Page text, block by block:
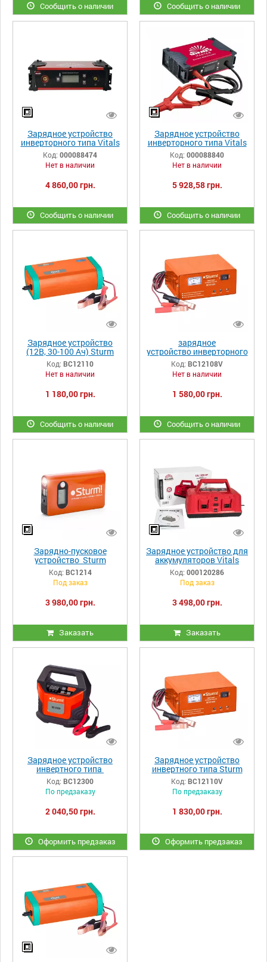
Сообщить о наличии Сообщить о наличии
Зарядное устройство
инверторного типа Vitals
Master Smart 300JS turbo
Код: 000088474
Нет в наличии
4 860,00 грн.
Сообщить о наличии
Зарядное устройство
инверторного типа Vitals
Master Smart 600JS turbo
Код: 000088840
Нет в наличии
5 928,58 грн.
Сообщить о наличии
Зарядное устройство
(12В, 30-100 Ач) Sturm
BC12110
Код: BC12110
Нет в наличии
1 180,00 грн.
Сообщить о наличии
зарядное
устройство инверторного
типа Sturm BC12108V.
Код: BC12108V
Нет в наличии
1 580,00 грн.
Сообщить о наличии
Зарядно-пусковое
устройство Sturm
BC1214
Код: BC1214
Под заказ
3 980,00 грн.
Заказать
Зарядное устройство для
аккумуляторов Vitals
Professional LSL 1835-4P
SmartLine
Код: 000120286
Под заказ
3 498,00 грн.
Заказать
Зарядное устройство
инвертного типа
Sturm BC12300
Код: BC12300
По предзаказу
2 040,50 грн.
Оформить предзаказ
Зарядное устройство
инвертного типа Sturm
BC12110V
Код: BC12110V
По предзаказу
1 830,00 грн.
Оформить предзаказ